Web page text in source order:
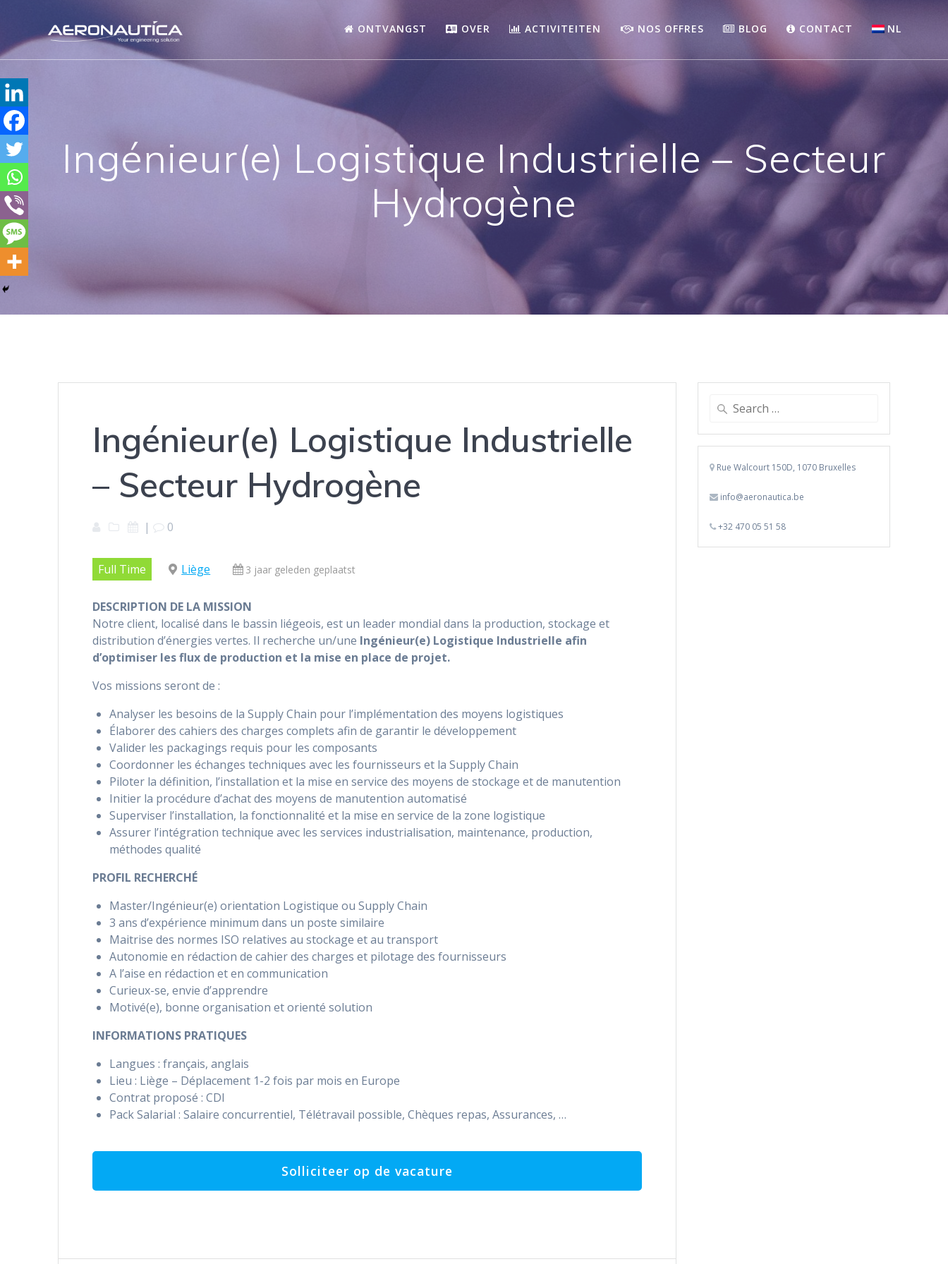
content
ONTVANGST OVER ACTIVITEITEN NOS OFFRES BLOG CONTACT NL
Ingénieur(e) Logistique Industrielle – Secteur
Hydrogène
Ingénieur(e) Logistique Industrielle
– Secteur Hydrogène
| 0
Full Time Liège 3 jaar geleden geplaatst
DESCRIPTION DE LA MISSION
Notre client, localisé dans le bassin liégeois, est un leader mondial dans la production, stockage et
distribution d’énergies vertes. Il recherche un/une Ingénieur(e) Logistique Industrielle afin
d’optimiser les flux de production et la mise en place de projet.
Vos missions seront de :
Analyser les besoins de la Supply Chain pour l’implémentation des moyens logistiques
Élaborer des cahiers des charges complets afin de garantir le développement
Valider les packagings requis pour les composants
Coordonner les échanges techniques avec les fournisseurs et la Supply Chain
Piloter la définition, l’installation et la mise en service des moyens de stockage et de manutention
Initier la procédure d’achat des moyens de manutention automatisé
Superviser l’installation, la fonctionnalité et la mise en service de la zone logistique
Assurer l’intégration technique avec les services industrialisation, maintenance, production,
méthodes qualité
PROFIL RECHERCHÉ
Master/Ingénieur(e) orientation Logistique ou Supply Chain
3 ans d’expérience minimum dans un poste similaire
Maitrise des normes ISO relatives au stockage et au transport
Autonomie en rédaction de cahier des charges et pilotage des fournisseurs
A l’aise en rédaction et en communication
Curieux-se, envie d’apprendre
Motivé(e), bonne organisation et orienté solution
INFORMATIONS PRATIQUES
Langues : français, anglais
Lieu : Liège – Déplacement 1-2 fois par mois en Europe
Contrat proposé : CDI
Pack Salarial : Salaire concurrentiel, Télétravail possible, Chèques repas, Assurances, …
Search
Rue Walcourt 150D, 1070 Bruxelles
info@aeronautica.be
+32 470 05 51 58